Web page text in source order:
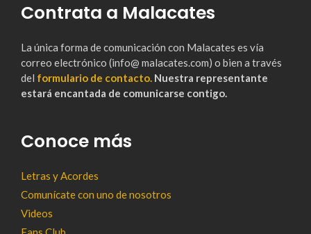
Contrata a Malacates
La única forma de comunicación con Malacates es vía
correo electrónico (info@ malacates.com) o bien a través
del formulario de contacto. Nuestra representante
estará encantada de comunicarse contigo.
Conoce más
Letras y Acordes
Comunícate con uno de nosotros
Videos